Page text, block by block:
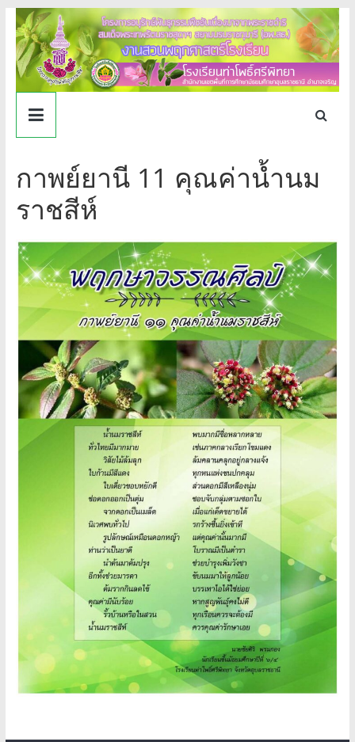
Skip
to
content
งาน
สวน
พฤกษศาสตร์
โรงเรียน
ท่า
โพธิ์
ศรี
พิทยา
งาม
กาพย์ยานี 11 คุณค่าน้ำนม
ราชสีห์